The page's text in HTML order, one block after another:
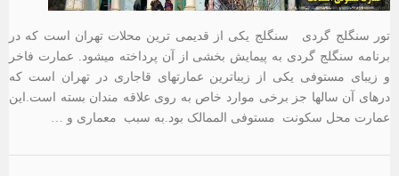
تور سنگلج گردی سنگلج یکی از قدیمی ترین محلات تهران است که در
برنامه سنگلج گردی به پیمایش بخشی از آن پرداخته میشود. عمارت فاخر
و زیبای مستوفی یکی از زیباترین عمارتهای قاجاری در تهران است که
درهای آن سالها جز برخی موارد خاص به روی علاقه مندان بسته است.این
عمارت محل سکونت مستوفی الممالک بود.به سبب معماری و …